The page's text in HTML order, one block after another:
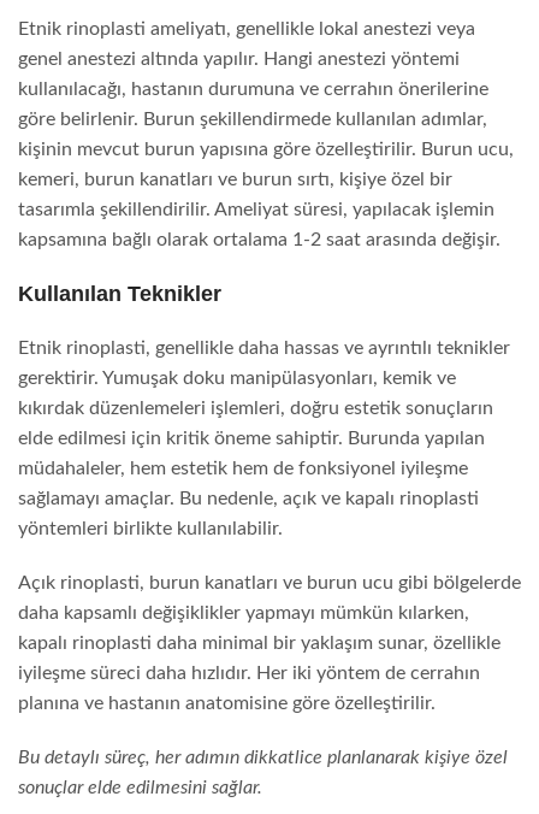
Etnik rinoplasti ameliyatı, genellikle lokal anestezi veya
genel anestezi altında yapılır. Hangi anestezi yöntemi
kullanılacağı, hastanın durumuna ve cerrahın önerilerine
göre belirlenir. Burun şekillendirmede kullanılan adımlar,
kişinin mevcut burun yapısına göre özelleştirilir. Burun ucu,
kemeri, burun kanatları ve burun sırtı, kişiye özel bir
tasarımla şekillendirilir. Ameliyat süresi, yapılacak işlemin
kapsamına bağlı olarak ortalama 1-2 saat arasında değişir.
Kullanılan Teknikler
Etnik rinoplasti, genellikle daha hassas ve ayrıntılı teknikler
gerektirir. Yumuşak doku manipülasyonları, kemik ve
kıkırdak düzenlemeleri işlemleri, doğru estetik sonuçların
elde edilmesi için kritik öneme sahiptir. Burunda yapılan
müdahaleler, hem estetik hem de fonksiyonel iyileşme
sağlamayı amaçlar. Bu nedenle, açık ve kapalı rinoplasti
yöntemleri birlikte kullanılabilir.
Açık rinoplasti, burun kanatları ve burun ucu gibi bölgelerde
daha kapsamlı değişiklikler yapmayı mümkün kılarken,
kapalı rinoplasti daha minimal bir yaklaşım sunar, özellikle
iyileşme süreci daha hızlıdır. Her iki yöntem de cerrahın
planına ve hastanın anatomisine göre özelleştirilir.
Bu detaylı süreç, her adımın dikkatlice planlanarak kişiye özel
sonuçlar elde edilmesini sağlar.